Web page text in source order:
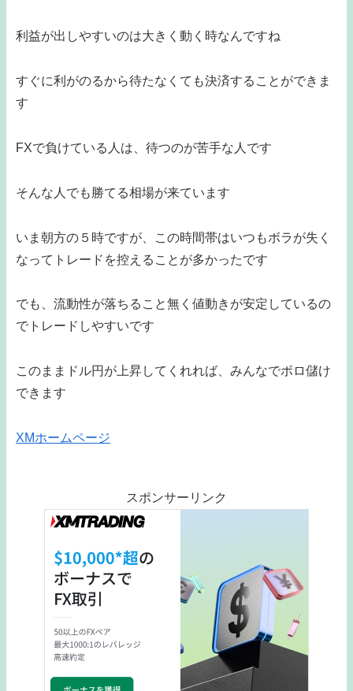
利益が出しやすいのは大きく動く時なんですね
すぐに利がのるから待たなくても決済することができま
す
FXで負けている人は、待つのが苦手な人です
そんな人でも勝てる相場が来ています
いま朝方の５時ですが、この時間帯はいつもボラが失く
なってトレードを控えることが多かったです
でも、流動性が落ちること無く値動きが安定しているの
でトレードしやすいです
このままドル円が上昇してくれれば、みんなでボロ儲け
できます
XMホームページ
スポンサーリンク